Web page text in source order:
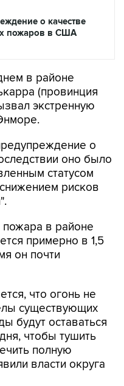
о качестве
пожаров в США
в районе
(провинция
экстренную
о
оно было
статусом
рисков
в районе
примерно в 1,5
он почти
что огонь не
существующих
будут оставаться
чтобы тушить
полную
власти округа